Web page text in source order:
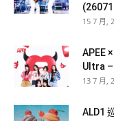
15 7 月,
APEE
Ultra –
13 7 月,
ALD1